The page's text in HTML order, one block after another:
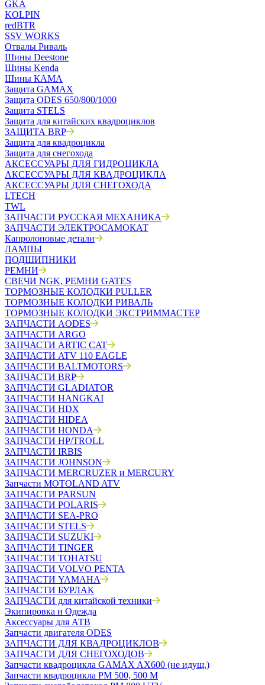
GKA
KOLPIN
redBTR
SSV WORKS
Отвалы Риваль
Шины Deestone
Шины Kenda
Шины КАМА
Защита GAMAX
Защита ODES 650/800/1000
Защита STELS
Защита для китайских квадроциклов
ЗАЩИТА BRP
Защита для квадроцикла
Защита для снегохода
АКСЕССУАРЫ ДЛЯ ГИДРОЦИКЛА
АКСЕССУАРЫ ДЛЯ КВАДРОЦИКЛА
АКСЕССУАРЫ ДЛЯ СНЕГОХОДА
LTECH
TWL
ЗАПЧАСТИ РУССКАЯ МЕХАНИКА
ЗАПЧАСТИ ЭЛЕКТРОСАМОКАТ
Капролоновые детали
ЛАМПЫ
ПОДШИПНИКИ
РЕМНИ
СВЕЧИ NGK, РЕМНИ GATES
ТОРМОЗНЫЕ КОЛОДКИ PULLER
ТОРМОЗНЫЕ КОЛОДКИ РИВАЛЬ
ТОРМОЗНЫЕ КОЛОДКИ ЭКСТРИММАСТЕР
ЗАПЧАСТИ AODES
ЗАПЧАСТИ ARGO
ЗАПЧАСТИ ARTIC CAT
ЗАПЧАСТИ ATV 110 EAGLE
ЗАПЧАСТИ BALTMOTORS
ЗАПЧАСТИ BRP
ЗАПЧАСТИ GLADIATOR
ЗАПЧАСТИ HANGKAI
ЗАПЧАСТИ HDX
ЗАПЧАСТИ HIDEA
ЗАПЧАСТИ HONDA
ЗАПЧАСТИ HP/TROLL
ЗАПЧАСТИ IRBIS
ЗАПЧАСТИ JOHNSON
ЗАПЧАСТИ MERCRUZER и MERCURY
Запчасти MOTOLAND ATV
ЗАПЧАСТИ PARSUN
ЗАПЧАСТИ POLARIS
ЗАПЧАСТИ SEA-PRO
ЗАПЧАСТИ STELS
ЗАПЧАСТИ SUZUKI
ЗАПЧАСТИ TINGER
ЗАПЧАСТИ TOHATSU
ЗАПЧАСТИ VOLVO PENTA
ЗАПЧАСТИ YAMAHA
ЗАПЧАСТИ БУРЛАК
ЗАПЧАСТИ для китайской техники
Экипировка и Одежда
Аксессуары для АТВ
Запчасти двигателя ODES
ЗАПЧАСТИ ДЛЯ КВАДРОЦИКЛОВ
ЗАПЧАСТИ ДЛЯ СНЕГОХОДОВ
Запчасти квадроцикла GAMAX AX600 (не идущ.)
Запчасти квадроцикла РМ 500, 500 М